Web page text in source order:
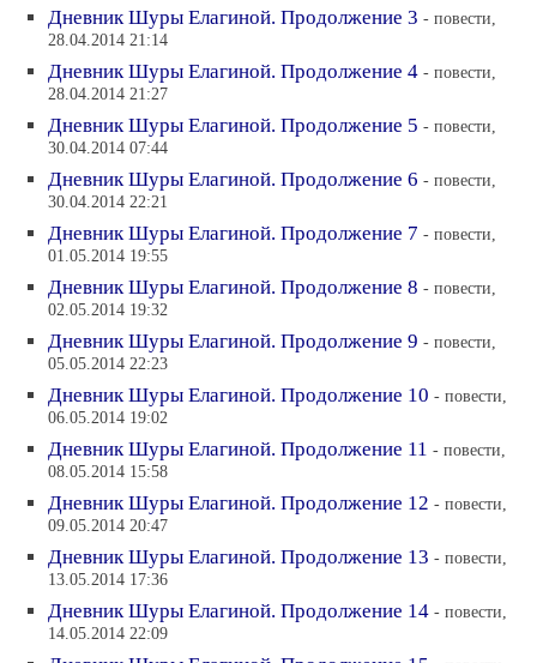
Дневник Шуры Елагиной. Продолжение 3 - повести,
28.04.2014 21:14
Дневник Шуры Елагиной. Продолжение 4 - повести,
28.04.2014 21:27
Дневник Шуры Елагиной. Продолжение 5 - повести,
30.04.2014 07:44
Дневник Шуры Елагиной. Продолжение 6 - повести,
30.04.2014 22:21
Дневник Шуры Елагиной. Продолжение 7 - повести,
01.05.2014 19:55
Дневник Шуры Елагиной. Продолжение 8 - повести,
02.05.2014 19:32
Дневник Шуры Елагиной. Продолжение 9 - повести,
05.05.2014 22:23
Дневник Шуры Елагиной. Продолжение 10 - повести,
06.05.2014 19:02
Дневник Шуры Елагиной. Продолжение 11 - повести,
08.05.2014 15:58
Дневник Шуры Елагиной. Продолжение 12 - повести,
09.05.2014 20:47
Дневник Шуры Елагиной. Продолжение 13 - повести,
13.05.2014 17:36
Дневник Шуры Елагиной. Продолжение 14 - повести,
14.05.2014 22:09